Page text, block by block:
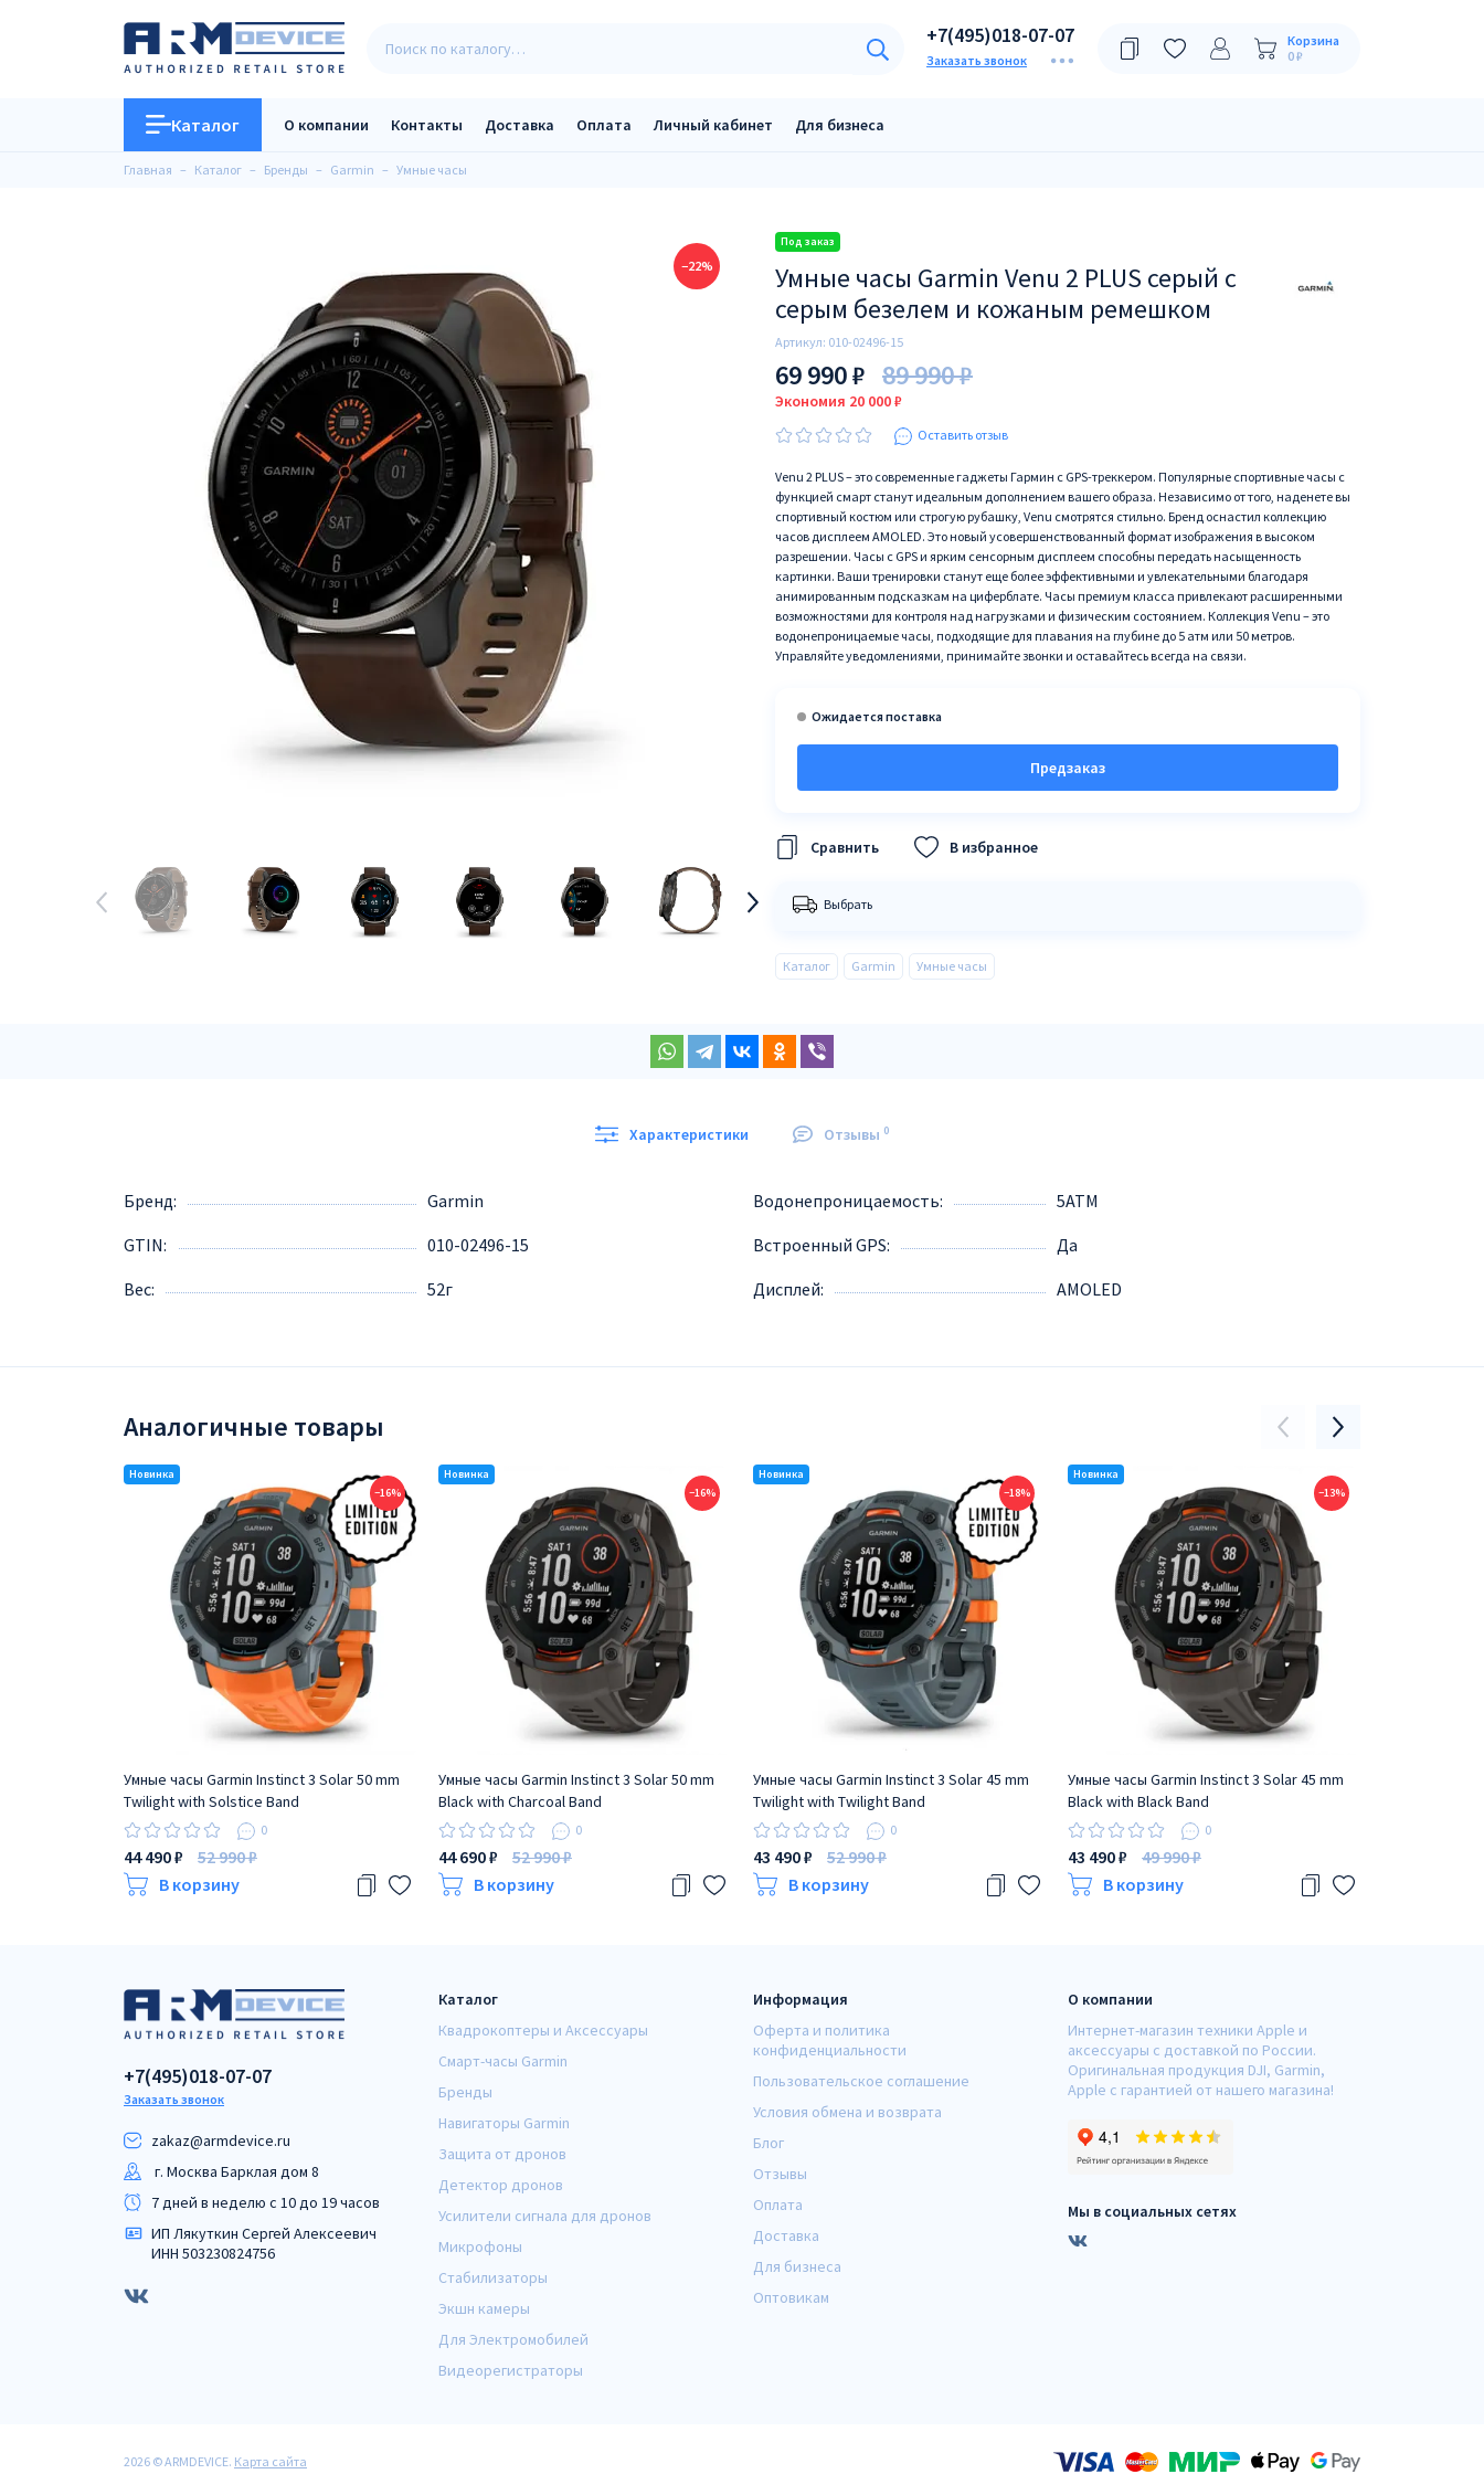
+7(495)018-07-07
Заказать звонок
Корзина
0 ₽
Каталог О компании Контакты Доставка Оплата Личный кабинет Для бизнеса
Главная Каталог Бренды Garmin Умные часы
−22%
Умные часы Garmin Venu 2 PLUS серый с
серым безелем и кожаным ремешком
Артикул: 010-02496-15
69 990 ₽ 89 990 ₽
Экономия 20 000 ₽
Оставить отзыв
Venu 2 PLUS – это современные гаджеты Гармин с GPS-треккером. Популярные спортивные часы с
функцией смарт станут идеальным дополнением вашего образа. Независимо от того, наденете вы
спортивный костюм или строгую рубашку, Venu смотрятся стильно. Бренд оснастил коллекцию
часов дисплеем AMOLED. Это новый усовершенствованный формат изображения в высоком
разрешении. Часы с GPS и ярким сенсорным дисплеем способны передать насыщенность
картинки. Ваши тренировки станут еще более эффективными и увлекательными благодаря
анимированным подсказкам на циферблате. Часы премиум класса привлекают расширенными
возможностями для контроля над нагрузками и физическим состоянием. Коллекция Venu – это
водонепроницаемые часы, подходящие для плавания на глубине до 5 атм или 50 метров.
Управляйте уведомлениями, принимайте звонки и оставайтесь всегда на связи.
Предзаказ
В избранное
Выбрать
Каталог Garmin Умные часы
Характеристики Отзывы 0
Бренд
Garmin
GTIN
010-02496-15
Вес
52г
Водонепроницаемость
5ATM
Встроенный GPS
Да
Дисплей
AMOLED
Аналогичные товары
−16%
Умные часы Garmin Instinct 3 Solar 50 mm
Twilight with Solstice Band
0
44 490 ₽
52 990 ₽
В корзину
−16%
Умные часы Garmin Instinct 3 Solar 50 mm
Black with Charcoal Band
0
44 690 ₽
52 990 ₽
В корзину
−18%
Умные часы Garmin Instinct 3 Solar 45 mm
Twilight with Twilight Band
0
43 490 ₽
52 990 ₽
В корзину
−13%
Умные часы Garmin Instinct 3 Solar 45 mm
Black with Black Band
0
43 490 ₽
49 990 ₽
В корзину
+7(495)018-07-07
Заказать звонок
zakaz@armdeviсe.ru
г. Москва Барклая дом 8
7 дней в неделю с 10 до 19 часов
ИП Лякуткин Сергей Алексеевич
ИНН 503230824756
Каталог
Квадрокоптеры и Аксессуары
Смарт-часы Garmin
Бренды
Навигаторы Garmin
Защита от дронов
Детектор дронов
Усилители сигнала для дронов
Микрофоны
Стабилизаторы
Экшн камеры
Для Электромобилей
Видеорегистраторы
Информация
Оферта и политика
конфиденциальности
Пользовательское соглашение
Условия обмена и возврата
Блог
Отзывы
Оплата
Доставка
Для бизнеса
Оптовикам
О компании
Интернет-магазин техники Apple и
аксессуары с доставкой по России.
Оригинальная продукция DJI, Garmin,
Apple с гарантией от нашего магазина!
Мы в социальных сетях
2026 © ARMDEVICE. Карта сайта